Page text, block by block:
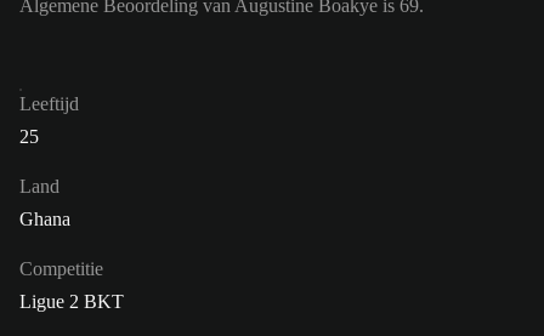
Algemene Beoordeling van Augustine Boakye is 69.
Leeftijd
25
Land
Ghana
Competitie
Ligue 2 BKT